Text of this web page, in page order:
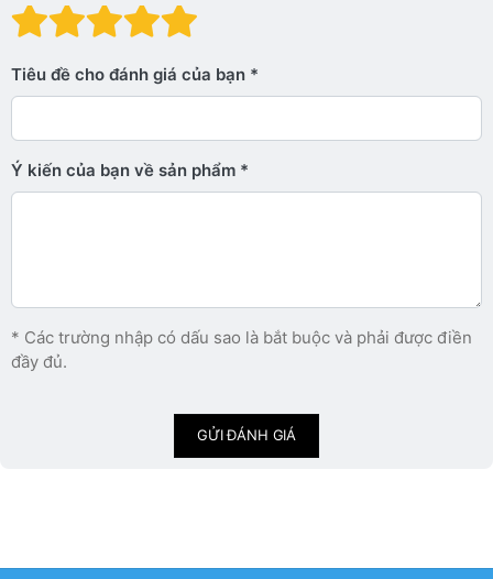
Đánh giá: 4 trên 5
Đánh giá: 3 trên 5 sao.
Đánh giá: 2 trên 5 sao.
Đánh giá: 1 trên 5 sao. Xấu
Tiêu đề cho đánh giá của bạn
Ý kiến ​​của bạn về sản phẩm
* Các trường nhập có dấu sao là bắt buộc và phải được điền
đầy đủ.
GỬI ĐÁNH GIÁ